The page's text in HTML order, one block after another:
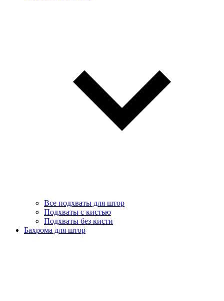
Все подхваты для штор
Подхваты с кистью
Подхваты без кисти
Бахрома для штор